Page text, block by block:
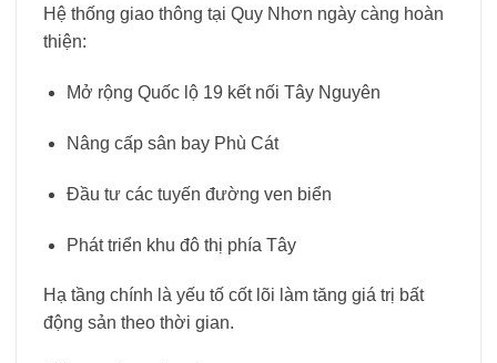
Hệ thống giao thông tại Quy Nhơn ngày càng hoàn
thiện:
Mở rộng Quốc lộ 19 kết nối Tây Nguyên
Nâng cấp sân bay Phù Cát
Đầu tư các tuyến đường ven biển
Phát triển khu đô thị phía Tây
Hạ tầng chính là yếu tố cốt lõi làm tăng giá trị bất
động sản theo thời gian.